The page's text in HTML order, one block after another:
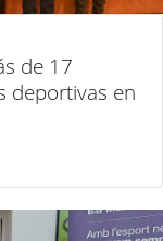
de 17
deportivas en